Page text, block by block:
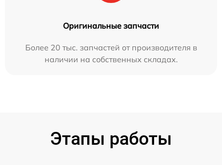
Оригинальные запчасти
Более 20 тыс. запчастей от производителя в
наличии на собственных складах.
Этапы работы